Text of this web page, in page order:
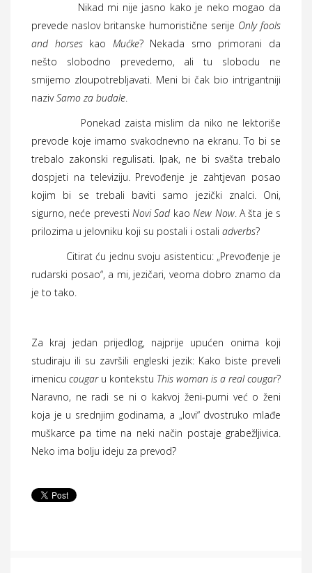
Nikad mi nije jasno kako je neko mogao da
prevede naslov britanske humoristične serije Only fools
and horseskao Mućke? Nekada smo primorani da
nešto slobodno prevedemo, ali tu slobodu ne
smijemo zloupotrebljavati. Meni bi čak bio intrigantniji
nazivSamo za budale.
Ponekad zaista mislim da niko ne lektoriše
prevode koje imamo svakodnevno na ekranu. To bi se
trebalo zakonski regulisati. Ipak, ne bi svašta trebalo
dospjeti na televiziju. Prevođenje je zahtjevan posao
kojim bi se trebali baviti samo jezički znalci. Oni,
sigurno, neće prevestiNovi SadkaoNew Now. A šta je s
prilozima u jelovniku koji su postali i ostali adverbs?
Citirat ću jednu svoju asistenticu: „Prevođenje je
rudarski posao“, a mi, jezičari, veoma dobro znamo da
je to tako.
Za kraj jedan prijedlog, najprije upućen onima koji
studiraju ili su završili engleski jezik: Kako biste preveli
imenicu cougar u kontekstu This woman is a real cougar?
Naravno, ne radi se ni o kakvoj ženi-pumi već o ženi
koja je u srednjim godinama, a „lovi“ dvostruko mlađe
muškarce pa time na neki način postaje grabežljivica.
Neko ima bolju ideju za prevod?